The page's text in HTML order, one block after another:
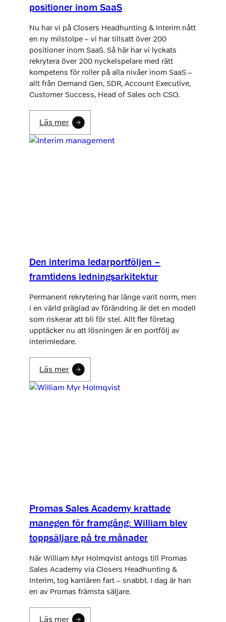
positioner inom SaaS
Nu har vi på Closers Headhunting & Interim nått
en ny milstolpe – vi har tillsatt över 200
positioner inom SaaS. Så här har vi lyckats
rekrytera över 200 nyckelspelare med rätt
kompetens för roller på alla nivåer inom SaaS –
allt från Demand Gen, SDR, Account Executive,
Customer Success, Head of Sales och CSO.
Läs mer
Den interima ledarportföljen –
framtidens ledningsarkitektur
Permanent rekrytering har länge varit norm, men
i en värld präglad av förändring är det en modell
som riskerar att bli för stel. Allt fler företag
upptäcker nu att lösningen är en portfölj av
interimledare.
Läs mer
Promas Sales Academy krattade
manegen för framgång: William blev
toppsäljare på tre månader
När William Myr Holmqvist antogs till Promas
Sales Academy via Closers Headhunting &
Interim, tog karriären fart – snabbt. I dag är han
en av Promas främsta säljare.
Läs mer